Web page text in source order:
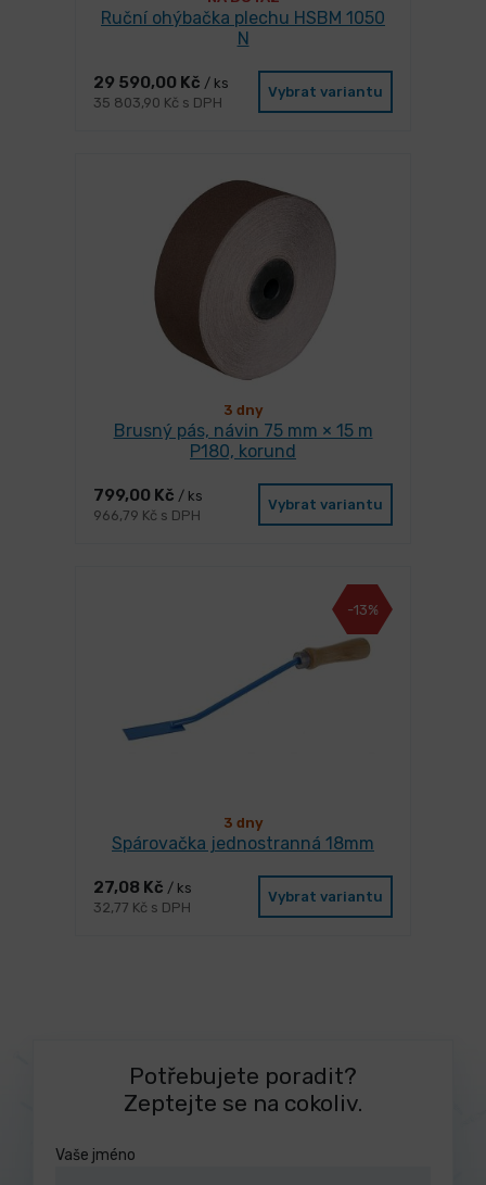
Ruční ohýbačka plechu HSBM 1050
N
29 590,00 Kč / ks
35 803,90 Kč s DPH
Vybrat variantu
3 dny
Brusný pás, návin 75 mm × 15 m
P180, korund
799,00 Kč / ks
966,79 Kč s DPH
Vybrat variantu
-13%
3 dny
Spárovačka jednostranná 18mm
27,08 Kč / ks
32,77 Kč s DPH
Vybrat variantu
Potřebujete poradit?
Zeptejte se na cokoliv.
Vaše jméno